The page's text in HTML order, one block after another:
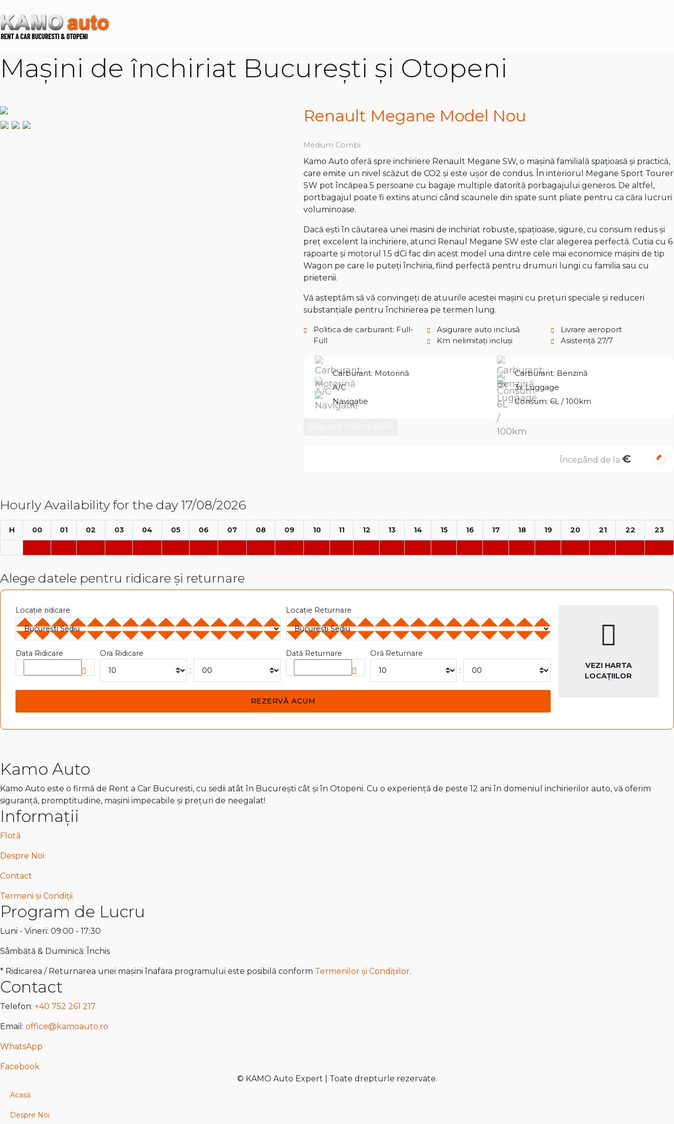
Mașini de închiriat București și Otopeni
Renault Megane Model Nou
Medium Combi
Kamo Auto oferă spre inchiriere Renault Megane SW, o mașină familială spațioasă și practică,
care emite un nivel scăzut de CO2 și este ușor de condus. În interiorul Megane Sport Tourer
SW pot încăpea 5 persoane cu bagaje multiple datorită porbagajului generos. De altfel,
portbagajul poate fi extins atunci când scaunele din spate sunt pliate pentru ca căra lucruri
voluminoase.
Dacă ești în căutarea unei masini de inchiriat robuste, spațioase, sigure, cu consum redus și
preț excelent la inchiriere, atunci Renaul Megane SW este clar alegerea perfectă. Cutia cu 6
rapoarte și motorul 1.5 dCi fac din acest model una dintre cele mai economice mașini de tip
Wagon pe care le puteți închiria, fiind perfectă pentru drumuri lungi cu familia sau cu
prietenii.
Vă așteptăm să vă convingeți de atuurile acestei mașini cu prețuri speciale și reduceri
substanțiale pentru închirierea pe termen lung.
Politica de carburant: Full-
Full
Asigurare auto inclusă
Km nelimitați incluși
Livrare aeroport
Asistență 27/7
Carburant: Motorină
Carburant: Benzină
A/C
3x Luggage
Navigatie
Consum: 6L / 100km
Începând de la €
Hourly Availability for the day 17/08/2026
H 00 01 02 03 04 05 06 07 08 09 10 11 12 13 14 15 16 17 18 19 20 21 22 23
Alege datele pentru ridicare și returnare
Locație ridicare Locație Returnare
Data Ridicare Ora Ridicare
:
Dată Returnare Oră Returnare
:
VEZI HARTA
LOCAȚIILOR
Kamo Auto
Kamo Auto este o firmă de Rent a Car Bucuresti, cu sedii atât în București cât și în Otopeni. Cu o experiență de peste 12 ani în domeniul inchirierilor auto, vă oferim
siguranță, promptitudine, mașini impecabile și prețuri de neegalat!
Informații
Flotă
Despre Noi
Contact
Termeni și Condiții
Program de Lucru
Luni - Vineri: 09:00 - 17:30
Sâmbătă & Duminică: Închis
* Ridicarea / Returnarea unei mașini înafara programului este posibilă conform Termenilor și Condițiilor.
Contact
Telefon: +40 752 261 217
Email: office@kamoauto.ro
WhatsApp
Facebook
© KAMO Auto Expert | Toate drepturle rezervate.
Acasă
Despre Noi